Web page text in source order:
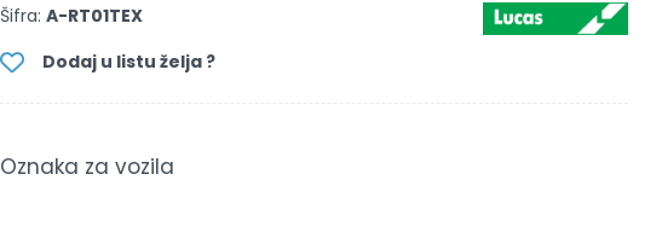
Šifra: A-RT01TEX
Dodaj u listu želja ?
Oznaka za vozila